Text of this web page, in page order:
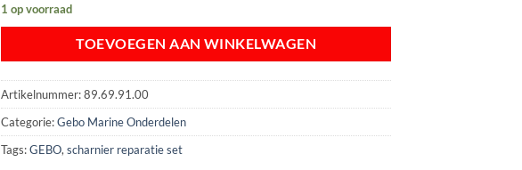
1 op voorraad
TOEVOEGEN AAN WINKELWAGEN
Artikelnummer:89.69.91.00
Categorie:Gebo Marine Onderdelen
Tags:GEBO,scharnier reparatie set